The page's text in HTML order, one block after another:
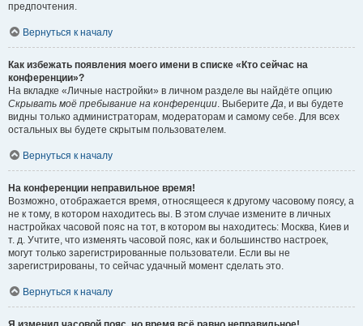
предпочтения.
Вернуться к началу
Как избежать появления моего имени в списке «Кто сейчас на
конференции»?
На вкладке «Личные настройки» в личном разделе вы найдёте опцию
Скрывать моё пребывание на конференции. ВыберитеДа, и вы будете
видны только администраторам, модераторам и самому себе. Для всех
остальных вы будете скрытым пользователем.
Вернуться к началу
На конференции неправильное время!
Возможно, отображается время, относящееся к другому часовому поясу, а
не к тому, в котором находитесь вы. В этом случае измените в личных
настройках часовой пояс на тот, в котором вы находитесь: Москва, Киев и
т. д. Учтите, что изменять часовой пояс, как и большинство настроек,
могут только зарегистрированные пользователи. Если вы не
зарегистрированы, то сейчас удачный момент сделать это.
Вернуться к началу